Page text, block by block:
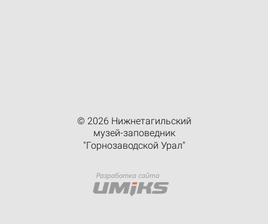
© 2026 Нижнетагильский
музей-заповедник
"Горнозаводской Урал"